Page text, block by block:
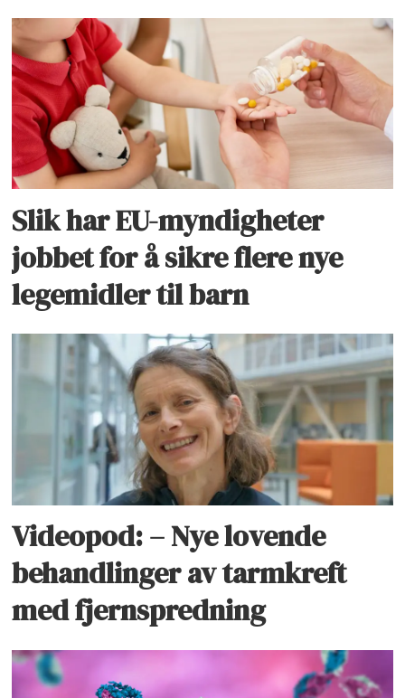
Slik har EU-myndigheter
jobbet for å sikre flere nye
legemidler til barn
Videopod: – Nye lovende
behandlinger av tarmkreft
med fjernspredning